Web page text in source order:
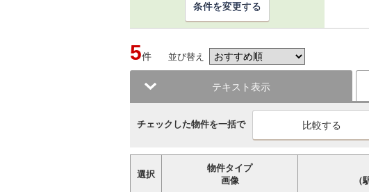
条件を変更する
5件 並び替え
テキスト表示
チェックした物件を一括で
選択
物件タイプ
画像
（